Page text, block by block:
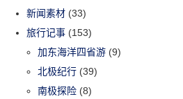
新闻素材 (33)
旅行记事 (153)
加东海洋四省游 (9)
北极纪行 (39)
南极探险 (8)